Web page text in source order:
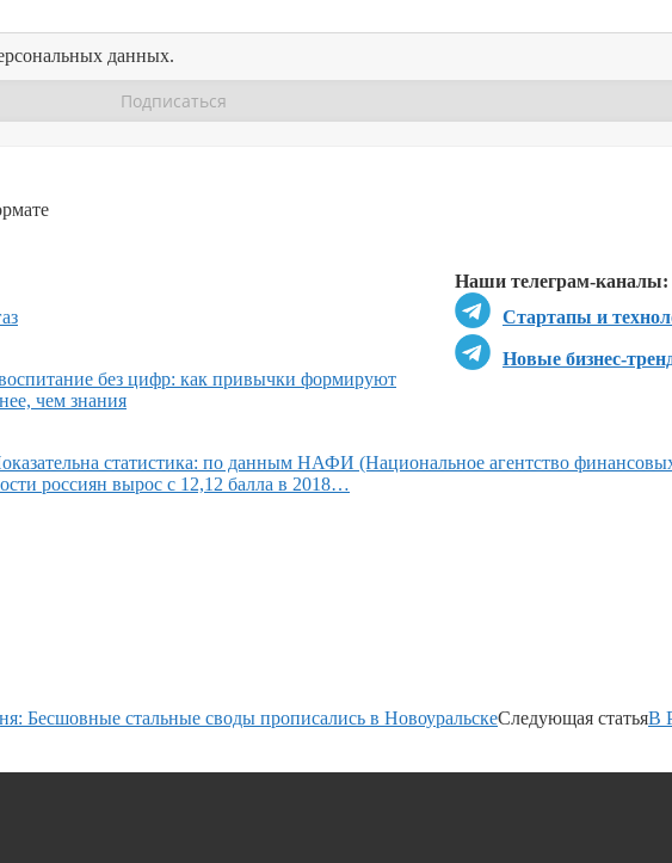
данных.
Наши телеграм-каналы:
Стартапы и
Новые бизнес-
без цифр: как привычки формируют
чем знания
статистика: по данным НАФИ (Национальное агентство
россиян вырос с 12,12 балла в 2018…
Бесшовные стальные своды прописались в НовоуральскеСледующая статьяВ